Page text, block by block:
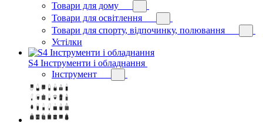
Товари для дому
Товари для освітлення
Товари для спорту, відпочинку, полювання
Устілки
S4 Інструменти і обладнання
Інструмент